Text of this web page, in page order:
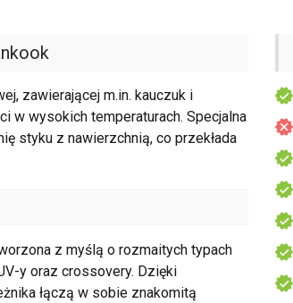
zawierającej m.in. kauczuk i
w wysokich temperaturach. Specjalna
styku z nawierzchnią, co przekłada
z myślą o rozmaitych typach
y oraz crossovery. Dzięki
łączą w sobie znakomitą